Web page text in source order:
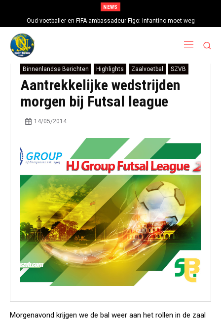
NEWS
Oud-voetballer en FIFA-ambassadeur Figo: Infantino moet weg
Binnenlandse Berichten Highlights Zaalvoetbal SZVB
Aantrekkelijke wedstrijden
morgen bij Futsal league
14/05/2014
Morgenavond krijgen we de bal weer aan het rollen in de zaal